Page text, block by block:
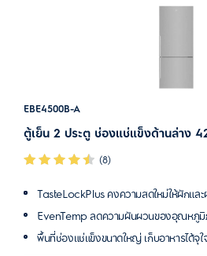
EBE4500B-A
ตู้เย็น 2 ประตู ช่องแช่แข็งด้านล่าง
(8)
TasteLockPlus คงความสดใหม่ให้ผักแล
EvenTemp ลดความผันผวนของอุณหภูมิ
พื้นที่ช่องแช่แข็งขนาดใหญ่ เก็บอาหารได้จุใ